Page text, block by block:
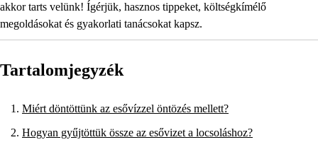
akkor tarts velünk! Ígérjük, hasznos tippeket, költségkímélő
megoldásokat és gyakorlati tanácsokat kapsz.
Tartalomjegyzék
Miért döntöttünk az esővízzel öntözés mellett?
Hogyan gyűjtöttük össze az esővizet a locsoláshoz?